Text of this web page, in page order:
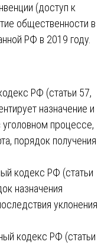
(доступ к
общественности в
РФ в 2019 году.
РФ (статьи 57,
назначение и
процессе,
порядок получения
кодекс РФ (статьи
назначения
уклонения
кодекс РФ (статьи